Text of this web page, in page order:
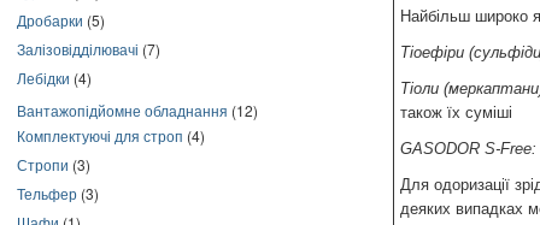
Дробарки (5)
Залізовідділювачі (7)
Лебідки (4)
Вантажопідйомне обладнання (12)
Комплектуючі для строп (4)
Стропи (3)
Тельфер (3)
Найбільш широко
Тіоефіри
Тіоли
також їх суміші
GASODOR S-Free:
Для одоризації
деяких випадках